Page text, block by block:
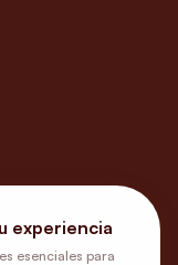
experiencia
esenciales para